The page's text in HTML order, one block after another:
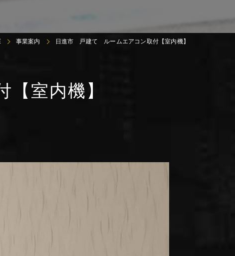
事業案内 日進市 戸建て ルームエアコン取付【室内機】
室内機】